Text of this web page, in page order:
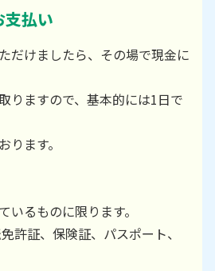
支払い
だけましたら、その場で現金に
りますので、基本的には1日で
ります。
るものに限ります。
許証、保険証、パスポート、